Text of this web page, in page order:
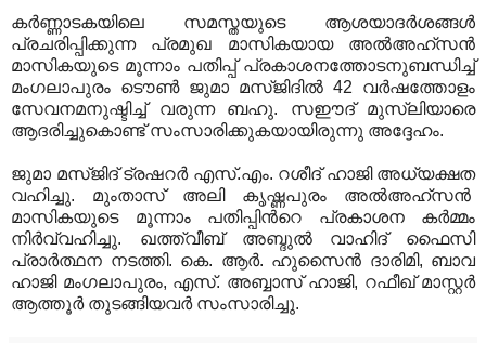
കര്‍ണ്ണാടകയിലെ സമസ്തയുടെ ആശയാദര്‍ശങ്ങള്‍
പ്രചരിപ്പിക്കുന്ന പ്രമുഖ മാസികയായ അല്‍അഹ്‍സന്‍
മാസികയുടെ മൂന്നാം പതിപ്പ് പ്രകാശനത്തോടനുബന്ധിച്ച്
മംഗലാപുരം ടൌണ്‍ ജുമാ മസ്ജിദില്‍ 42 വര്‍ഷത്തോളം
സേവനമനുഷ്ടിച്ച് വരുന്ന ബഹു. സഈദ് മുസ്‍ലിയാരെ
ആദരിച്ചുകൊണ്ട് സംസാരിക്കുകയായിരുന്നു അദ്ദേഹം.
ജുമാ മസ്ജിദ് ട്രഷറര്‍ എസ്.എം. റശീദ് ഹാജി അധ്യക്ഷത
വഹിച്ചു. മുംതാസ് അലി കൃഷ്ണപുരം അല്‍അഹ്‍സന്‍
മാസികയുടെ മൂന്നാം പതിപ്പിന്‍റെ പ്രകാശന കര്‍മ്മം
നിര്‍വ്വഹിച്ചു. ഖത്ത്വീബ് അബ്ദുല്‍ വാഹിദ് ഫൈസി
പ്രാര്‍ത്ഥന നടത്തി. കെ. ആര്‍. ഹുസൈന്‍ ദാരിമി, ബാവ
ഹാജി മംഗലാപുരം, എസ്. അബ്ബാസ് ഹാജി, റഫീഖ് മാസ്റ്റര്‍
ആത്തൂര്‍ തുടങ്ങിയവര്‍ സംസാരിച്ചു.